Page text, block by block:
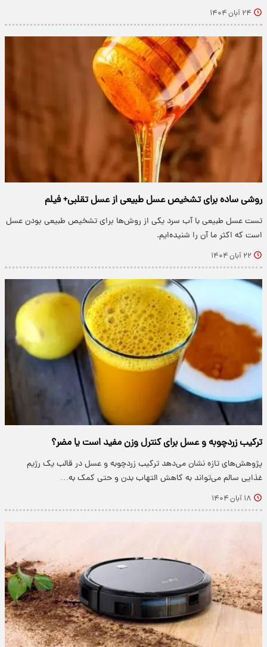
۲۴ آبان ۱۴۰۴
روشی ساده برای تشخیص عسل طبیعی از عسل تقلبی+ فیلم
تست عسل طبیعی با آب سرد یکی از روش‌ها برای تشخیص طبیعی بودن عسل
است که اکثر ما آن را شنیده‌ایم.
۲۲ آبان ۱۴۰۴
ترکیب زردچوبه و عسل برای کنترل وزن مفید است یا مضر؟
پژوهش‌های تازه نشان می‌دهد ترکیب زردچوبه و عسل در قالب یک رژیم
غذایی سالم می‌تواند به کاهش التهاب بدن و حتی کمک به…
۱۸ آبان ۱۴۰۴